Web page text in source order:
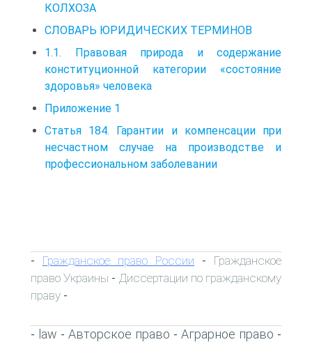
КОЛХОЗА
СЛОВАРЬ ЮРИДИЧЕСКИХ ТЕРМИНОВ
1.1. Правовая природа и содержание
конституционной категории «состояние
здоровья» человека
Приложение 1
Статья 184. Гарантии и компенсации при
несчастном случае на производстве и
профессиональном заболевании
- Гражданское право России - Гражданское
право Украины - Диссертации по гражданскому
праву -
- law - Авторское право - Аграрное право -